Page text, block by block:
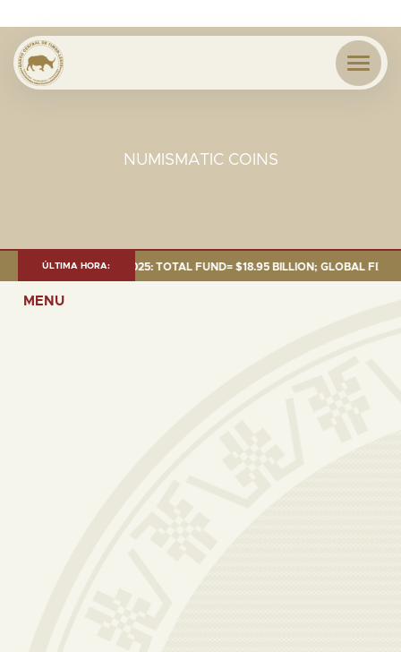
NUMISMATIC COINS
ÚLTIMA HORA:
AS OF 30 SEP. 2025: TOTAL FUND= $18.95 BILLION; GLOBAL
MENU